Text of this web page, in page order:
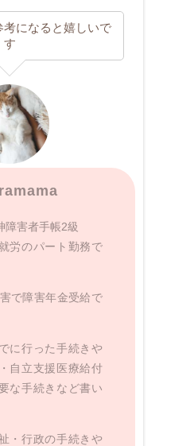
になると嬉しいで
す
障害者手帳2級
労のパート勤務で
で障害年金受給で
に行った手続きや
自立支援医療給付
な手続きなど書い
・行政の手続きや